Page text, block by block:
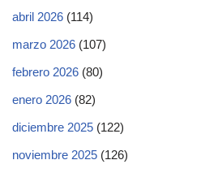
abril 2026 (114)
marzo 2026 (107)
febrero 2026 (80)
enero 2026 (82)
diciembre 2025 (122)
noviembre 2025 (126)